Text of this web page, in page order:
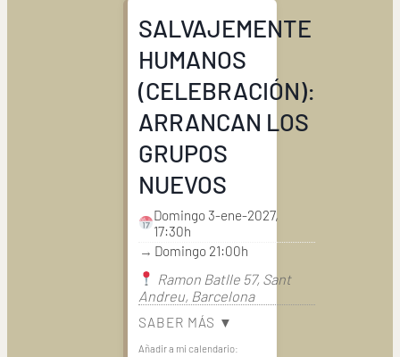
SALVAJEMENTE
HUMANOS
(CELEBRACIÓN):
ARRANCAN LOS
GRUPOS
NUEVOS
Domingo 3-ene-2027,
17:30h
→ Domingo 21:00h
Ramon Batlle 57, Sant
Andreu, Barcelona
SABER MÁS ▼
Añadir a mi calendario: